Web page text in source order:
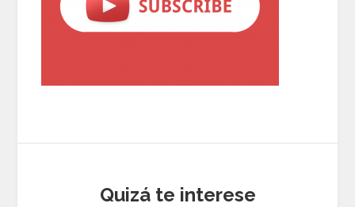
Quizá te interese